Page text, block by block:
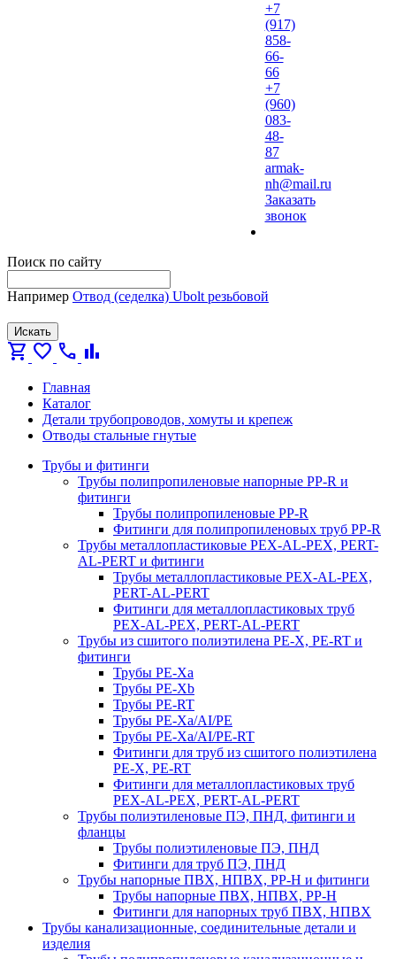
+7
(917)
858-
66-
66
+7
(960)
083-
48-
87
armak-
nh@mail.ru
Заказать
звонок
Поиск по сайту
Например Отвод (седелка) Ubolt резьбовой
Искать
shopping_cart favorite call bar_chart
Главная
Каталог
Детали трубопроводов, хомуты и крепеж
Отводы стальные гнутые
Трубы и фитинги
Трубы полипропиленовые напорные PP-R и
фитинги
Трубы полипропиленовые PP-R
Фитинги для полипропиленовых труб PP-R
Трубы металлопластиковые PEX-AL-PEX, PERT-
AL-PERT и фитинги
Трубы металлопластиковые PEX-AL-PEX,
PERT-AL-PERT
Фитинги для металлопластиковых труб
PEX-AL-PEX, PERT-AL-PERT
Трубы из сшитого полиэтилена PE-X, PE-RT и
фитинги
Трубы PE-Xa
Трубы PE-Xb
Трубы PE-RT
Трубы PE-Xa/AI/PE
Трубы PE-Xa/AI/PE-RT
Фитинги для труб из сшитого полиэтилена
PE-X, PE-RT
Фитинги для металлопластиковых труб
PEX-AL-PEX, PERT-AL-PERT
Трубы полиэтиленовые ПЭ, ПНД, фитинги и
фланцы
Трубы полиэтиленовые ПЭ, ПНД
Фитинги для труб ПЭ, ПНД
Трубы напорные ПВХ, НПВХ, PP-H и фитинги
Трубы напорные ПВХ, НПВХ, PP-H
Фитинги для напорных труб ПВХ, НПВХ
Трубы канализационные, соединительные детали и
изделия